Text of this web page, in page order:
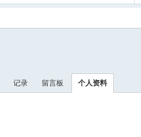
记录 留言板 个人资料